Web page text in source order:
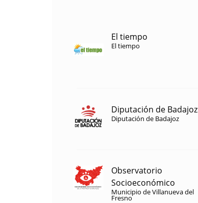
El tiempo
El tiempo
Diputación de Badajoz
Diputación de Badajoz
Observatorio
Socioeconómico
Municipio de Villanueva del
Fresno